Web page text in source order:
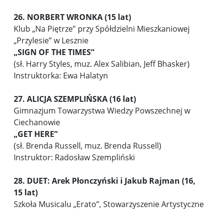
26. NORBERT WRONKA (15 lat)
Klub „Na Piętrze” przy Spółdzielni Mieszkaniowej
„Przylesie” w Lesznie
„SIGN OF THE TIMES”
(sł. Harry Styles, muz. Alex Salibian, Jeff Bhasker)
Instruktorka: Ewa Halatyn
27. ALICJA SZEMPLIŃSKA (16 lat)
Gimnazjum Towarzystwa Wiedzy Powszechnej w
Ciechanowie
„GET HERE”
(sł. Brenda Russell, muz. Brenda Russell)
Instruktor: Radosław Szempliński
28. DUET: Arek Płonczyński i Jakub Rajman (16,
15 lat)
Szkoła Musicalu „Erato”, Stowarzyszenie Artystyczne